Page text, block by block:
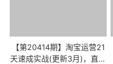
【第20414期】淘宝运营21
天速成实战(更新3月)，直通